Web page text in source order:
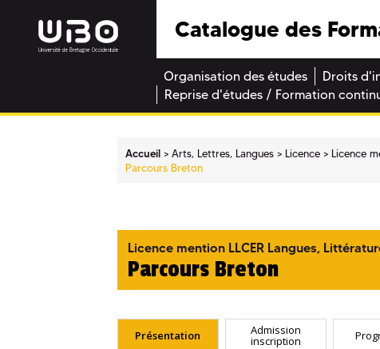
Catalogue des
Organisation des études Droits
Reprise d'études / Formation
Accueil Arts, Lettres, Langues Licence
Licence
Parcours Breton
Licence mention LLCER Langues,
Parcours Breton
Présentation Admission
inscription